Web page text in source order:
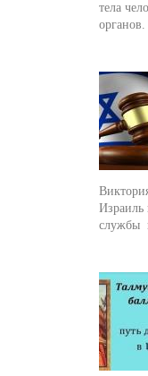
тела
Израиль
службы